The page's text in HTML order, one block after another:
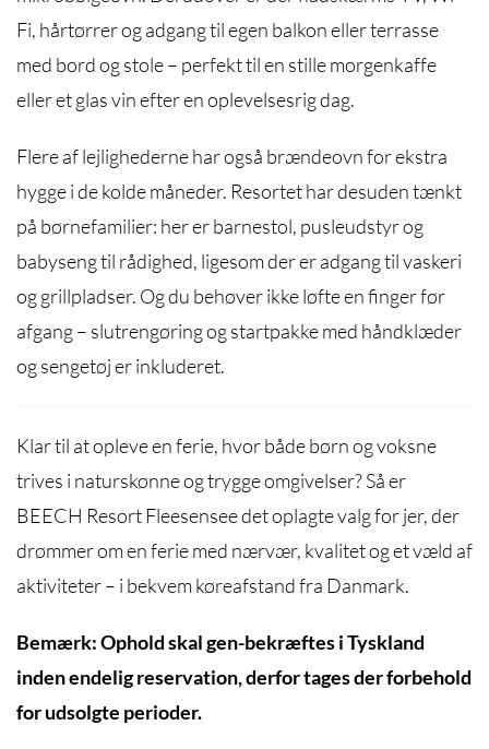
Fi, hårtørrer og adgang til egen balkon eller terrasse
med bord og stole – perfekt til en stille morgenkaffe
eller et glas vin efter en oplevelsesrig dag.
Flere af lejlighederne har også brændeovn for ekstra
hygge i de kolde måneder. Resortet har desuden tænkt
på børnefamilier: her er barnestol, pusleudstyr og
babyseng til rådighed, ligesom der er adgang til vaskeri
og grillpladser. Og du behøver ikke løfte en finger før
afgang – slutrengøring og startpakke med håndklæder
og sengetøj er inkluderet.
Klar til at opleve en ferie, hvor både børn og voksne
trives i naturskønne og trygge omgivelser? Så er
BEECH Resort Fleesensee det oplagte valg for jer, der
drømmer om en ferie med nærvær, kvalitet og et væld af
aktiviteter – i bekvem køreafstand fra Danmark.
Bemærk: Ophold skal gen-bekræftes i Tyskland
inden endelig reservation, derfor tages der forbehold
for udsolgte perioder.